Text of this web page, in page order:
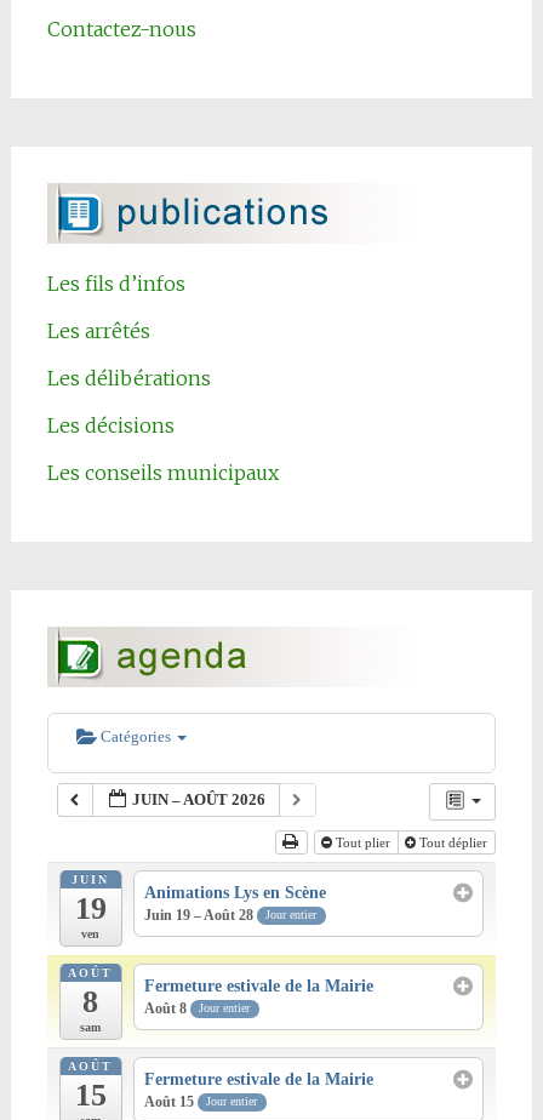
Contactez-nous
Les fils d’infos
Les arrêtés
Les délibérations
Les décisions
Les conseils municipaux
Catégories
JUIN – AOÛT 2026
Tout plier Tout déplier
JUIN
19
ven
Animations Lys en Scène
Juin 19 – Août 28 Jour entier
AOÛT
8
sam
Fermeture estivale de la Mairie
Août 8 Jour entier
AOÛT
15 Fermeture estivale de la Mairie
Août 15 Jour entier